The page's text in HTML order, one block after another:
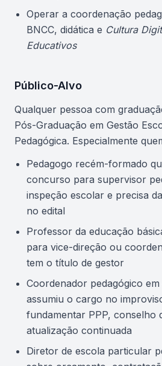
Operar a coordenação
BNCC, didática e Cultura
Educativos
Público-Alvo
Qualquer pessoa com
Pós-Graduação em Gestão
Pedagógica. Especialmente
Pedagogo recém-formado
concurso para supervisor
inspeção escolar e precisa
no edital
Professor da educação
para vice-direção ou
tem o título de gestor
Coordenador pedagógico
assumiu o cargo no
fundamentar PPP, conselho
atualização continuada
Diretor de escola particular